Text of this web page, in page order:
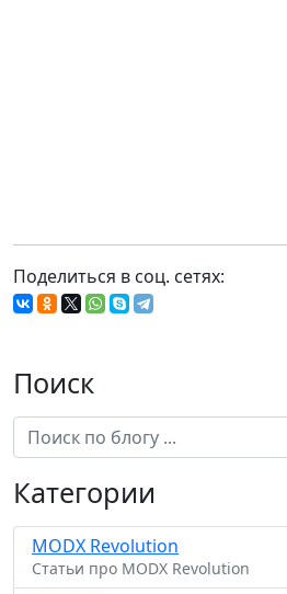
Поделиться в соц. сетях:
Поиск
Категории
MODX Revolution
Статьи про MODX Revolution